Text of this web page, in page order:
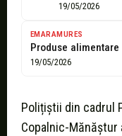
19/05/2026
EMARAMURES
19/05/2026
Polițiștii din cadrul
Copalnic-Mănăștur